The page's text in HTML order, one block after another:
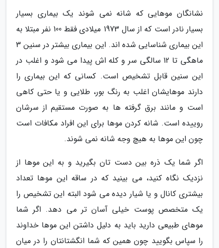
نشانگان موهایی که شانه نمی شوند یک بیماری بسیار
بسیار نادر است که از سال 1973 میلادی فقط 100 نفر مبتلا به
این بیماری شناسایی شده اند. این بیماری بیشتر در سنین 3
ماهگی تا 12 سالگی سر و کله اش پیدا می شود و اغلب در
این سنین قابل تشخیص است. کسانی که این بیماری را
دارند موهایشان اغلب به رنگ بور، طلایی و یا حتی کاهی
است و مانند برق گرفته ها به صورت مستقیم از سرشان
روییده است. شانه کردن موها برای این افراد مکافات است
چون این موها به هیچ وجه شانه نمی شوند.
اگر شما یک ذره بین دست تان بگیرید و به این موها از
نزدیک نگاه کنید، می بینید که در ساقه این موها تعداد
بیشتری کانال و یا شیار دیده می شود البته این تشخیص را
یک متخصص پوست خیلی آسان تر می دهد. اگر شما
موهای طبیعی دارید باید به دلیل داشتن این موها خداوند
را سپاس بگویید چون همین که شما انگشتانتان را در میان